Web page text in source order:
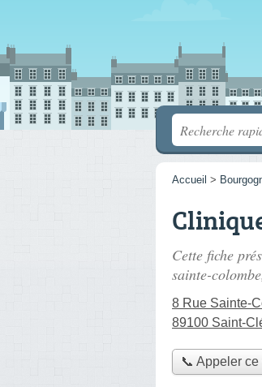
Accueil >
Cette fiche
sainte-colombe
8 Rue Sainte-
89100 Saint-
📞 Appeler